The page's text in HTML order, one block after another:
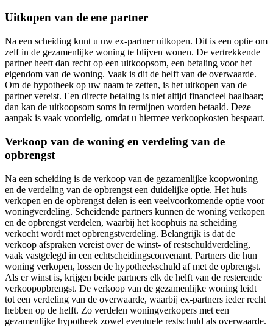
Uitkopen van de ene partner
Na een scheiding kunt u uw ex-partner uitkopen. Dit is een optie om
zelf in de gezamenlijke woning te blijven wonen. De vertrekkende
partner heeft dan recht op een uitkoopsom, een betaling voor het
eigendom van de woning. Vaak is dit de helft van de overwaarde.
Om de hypotheek op uw naam te zetten, is het uitkopen van de
partner vereist. Een directe betaling is niet altijd financieel haalbaar;
dan kan de uitkoopsom soms in termijnen worden betaald. Deze
aanpak is vaak voordelig, omdat u hiermee verkoopkosten bespaart.
Verkoop van de woning en verdeling van de
opbrengst
Na een scheiding is de verkoop van de gezamenlijke koopwoning
en de verdeling van de opbrengst een duidelijke optie. Het huis
verkopen en de opbrengst delen is een veelvoorkomende optie voor
woningverdeling. Scheidende partners kunnen de woning verkopen
en de opbrengst verdelen, waarbij het koophuis na scheiding
verkocht wordt met opbrengstverdeling. Belangrijk is dat de
verkoop afspraken vereist over de winst- of restschuldverdeling,
vaak vastgelegd in een echtscheidingsconvenant. Partners die hun
woning verkopen, lossen de hypotheekschuld af met de opbrengst.
Als er winst is, krijgen beide partners elk de helft van de resterende
verkoopopbrengst. De verkoop van de gezamenlijke woning leidt
tot een verdeling van de overwaarde, waarbij ex-partners ieder recht
hebben op de helft. Zo verdelen woningverkopers met een
gezamenlijke hypotheek zowel eventuele restschuld als overwaarde.